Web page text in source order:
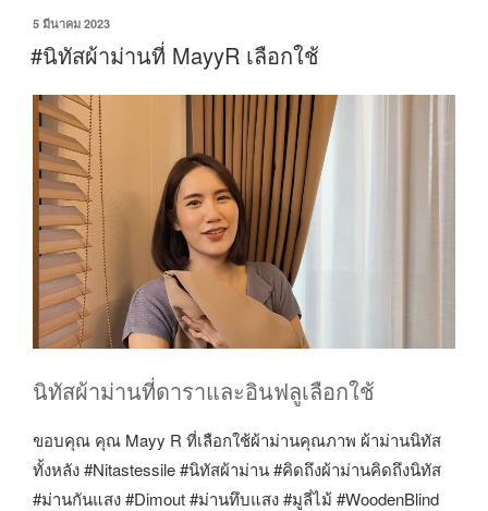
5 มีนาคม 2023
#นิทัสผ้าม่านที่ MayyR เลือกใช้
นิทัสผ้าม่านที่ดาราและอินฟลูเลือกใช้
ขอบคุณ คุณ Mayy R ที่เลือกใช้ผ้าม่านคุณภาพ ผ้าม่านนิทัส
ทั้งหลัง #Nitastessile #นิทัสผ้าม่าน #คิดถึงผ้าม่านคิดถึงนิทัส
#ม่านกันแสง #Dimout #ม่านทึบแสง #มูลี่ไม้ #WoodenBlind